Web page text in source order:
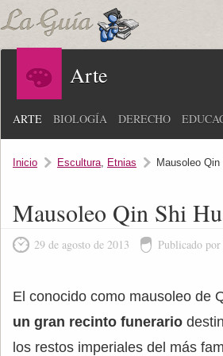
Arte
ARTE BIOLOGÍA DERECHO
Inicio Escultura, Etnias Mausoleo
Mausoleo Qin Shi
29 de agosto de 2013 Publicado
El conocido como mausoleo de
un gran recinto funerario
los restos imperiales del más